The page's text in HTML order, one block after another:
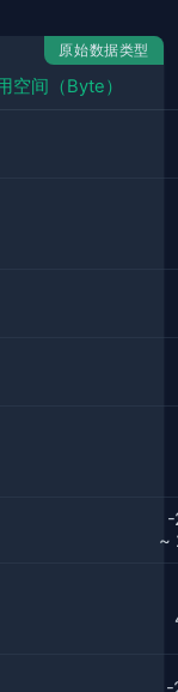
原始数据类型
空间（Byte）
-
~